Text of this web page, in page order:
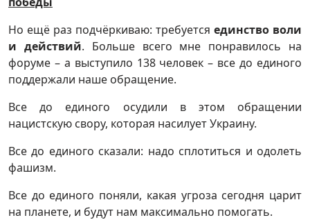
Но ещё раз подчёркиваю: требуется единство воли
и действий. Больше всего мне понравилось на
форуме – а выступило 138 человек – все до единого
поддержали наше обращение.
Все до единого осудили в этом обращении
нацистскую свору, которая насилует Украину.
Все до единого сказали: надо сплотиться и одолеть
фашизм.
Все до единого поняли, какая угроза сегодня царит
на планете, и будут нам максимально помогать.